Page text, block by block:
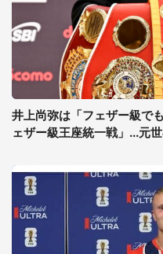
井上尚弥は「フェザー級で
ェザー級王座統一戦」...元